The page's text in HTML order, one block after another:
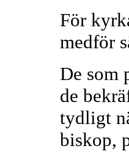
För
medför
De som
de
tydligt
biskop,